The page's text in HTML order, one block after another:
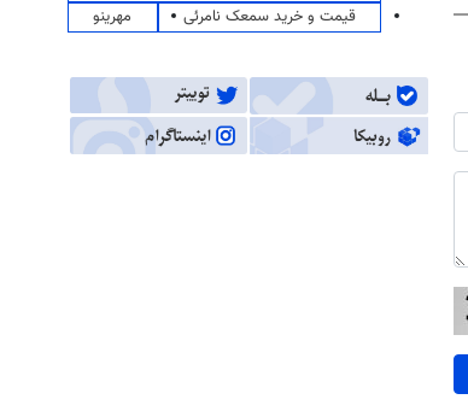
قیمت و خرید سمعک نامرئی
مهرینو